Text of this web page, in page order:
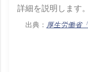
詳細を説明します。
出典： 厚生労働省